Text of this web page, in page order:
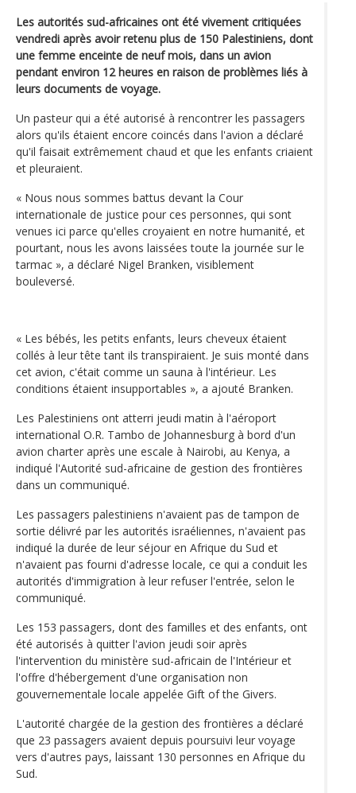
Les autorités sud-africaines ont été vivement critiquées
vendredi après avoir retenu plus de 150 Palestiniens, dont
une femme enceinte de neuf mois, dans un avion
pendant environ 12 heures en raison de problèmes liés à
leurs documents de voyage.
Un pasteur qui a été autorisé à rencontrer les passagers
alors qu'ils étaient encore coincés dans l'avion a déclaré
qu'il faisait extrêmement chaud et que les enfants criaient
et pleuraient.
« Nous nous sommes battus devant la Cour
internationale de justice pour ces personnes, qui sont
venues ici parce qu'elles croyaient en notre humanité, et
pourtant, nous les avons laissées toute la journée sur le
tarmac », a déclaré Nigel Branken, visiblement
bouleversé.
« Les bébés, les petits enfants, leurs cheveux étaient
collés à leur tête tant ils transpiraient. Je suis monté dans
cet avion, c'était comme un sauna à l'intérieur. Les
conditions étaient insupportables », a ajouté Branken.
Les Palestiniens ont atterri jeudi matin à l'aéroport
international O.R. Tambo de Johannesburg à bord d'un
avion charter après une escale à Nairobi, au Kenya, a
indiqué l'Autorité sud-africaine de gestion des frontières
dans un communiqué.
Les passagers palestiniens n'avaient pas de tampon de
sortie délivré par les autorités israéliennes, n'avaient pas
indiqué la durée de leur séjour en Afrique du Sud et
n'avaient pas fourni d'adresse locale, ce qui a conduit les
autorités d'immigration à leur refuser l'entrée, selon le
communiqué.
Les 153 passagers, dont des familles et des enfants, ont
été autorisés à quitter l'avion jeudi soir après
l'intervention du ministère sud-africain de l'Intérieur et
l'offre d'hébergement d'une organisation non
gouvernementale locale appelée Gift of the Givers.
L'autorité chargée de la gestion des frontières a déclaré
que 23 passagers avaient depuis poursuivi leur voyage
vers d'autres pays, laissant 130 personnes en Afrique du
Sud.